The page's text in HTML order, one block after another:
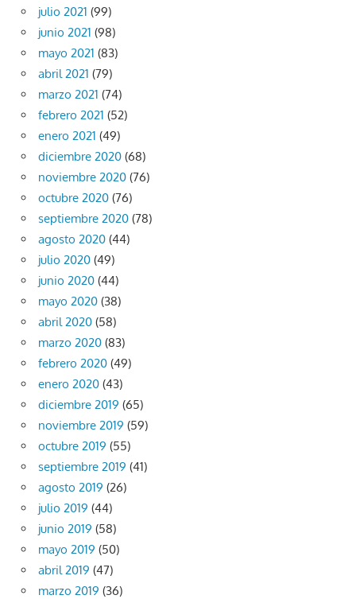
julio 2021 (99)
junio 2021 (98)
mayo 2021 (83)
abril 2021 (79)
marzo 2021 (74)
febrero 2021 (52)
enero 2021 (49)
diciembre 2020 (68)
noviembre 2020 (76)
octubre 2020 (76)
septiembre 2020 (78)
agosto 2020 (44)
julio 2020 (49)
junio 2020 (44)
mayo 2020 (38)
abril 2020 (58)
marzo 2020 (83)
febrero 2020 (49)
enero 2020 (43)
diciembre 2019 (65)
noviembre 2019 (59)
octubre 2019 (55)
septiembre 2019 (41)
agosto 2019 (26)
julio 2019 (44)
junio 2019 (58)
mayo 2019 (50)
abril 2019 (47)
marzo 2019 (36)